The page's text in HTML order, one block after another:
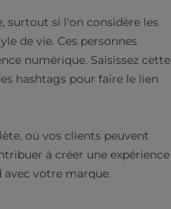
surtout si l'on considère les
de vie. Ces personnes
numérique. Saisissez cette
hashtags pour faire le lien
où vos clients peuvent
à créer une expérience
votre marque.